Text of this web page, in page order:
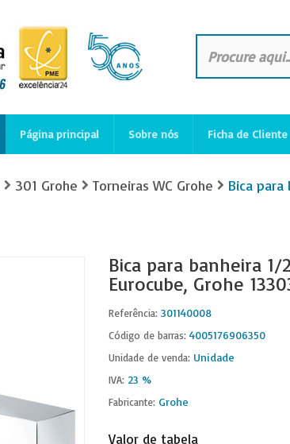
Página principal Sobre nós Ficha de Cliente
301 Grohe Torneiras WC Grohe Bica para
Bica para banheira 1/
Eurocube, Grohe
Referência: 301140008
Código de barras: 4005176906350
Unidade de venda: Unidade
IVA: 23 %
Fabricante: Grohe
Valor de tabela